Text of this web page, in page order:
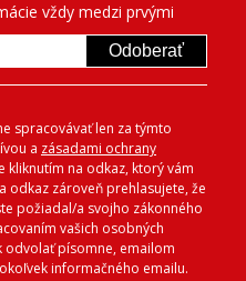
vždy medzi prvými
Odoberať
spracovávať len za týmto
a zásadami ochrany
kliknutím na odkaz, ktorý vám
odkaz zároveň prehlasujete, že
požiadal/a svojho zákonného
vašich osobných
odvolať písomne, emailom
informačného emailu.